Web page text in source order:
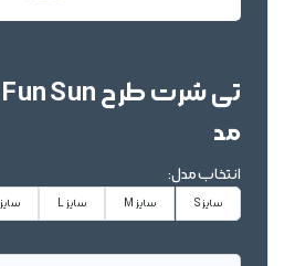
مد
انتخاب مدل:
سایز S سایز M سایز L سایز XL